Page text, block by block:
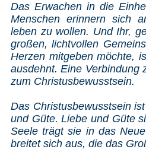
Das Erwachen in die
Menschen erinnern sich
leben zu wollen. Und Ihr,
großen, lichtvollen
Herzen mitgeben möchte,
ausdehnt. Eine Verbindung
zum Christusbewusstsein.
Das Christusbewusstsein
und Güte. Liebe und Güte
Seele trägt sie in das
breitet sich aus, die das